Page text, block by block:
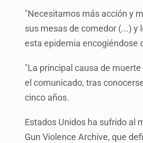
"Necesitamos más acción y
sus mesas de comedor (...)
esta epidemia encogiéndose
"La principal causa de
el comunicado, tras
cinco años.
Estados Unidos ha sufrido al
Gun Violence Archive, que